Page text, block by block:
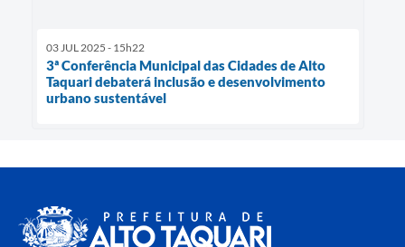
03 JUL 2025 - 15h22
3ª Conferência Municipal das Cidades de Alto
Taquari debaterá inclusão e desenvolvimento
urbano sustentável